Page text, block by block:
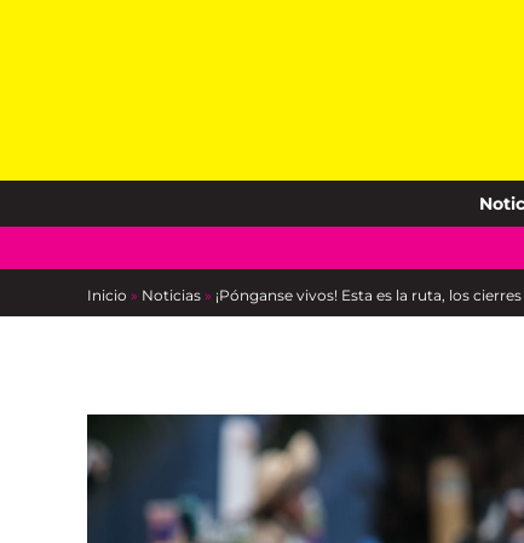
Inicio » Noticias » ¡Pónganse vivos! Esta es la ruta, los